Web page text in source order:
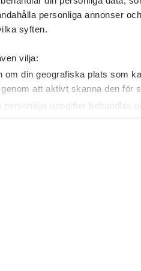
personliga annonser
syften.
vilja:
om din geografiska plats som
att aktivt skanna den för
personliga uppgifter behandlas
för att anpassa innehållet